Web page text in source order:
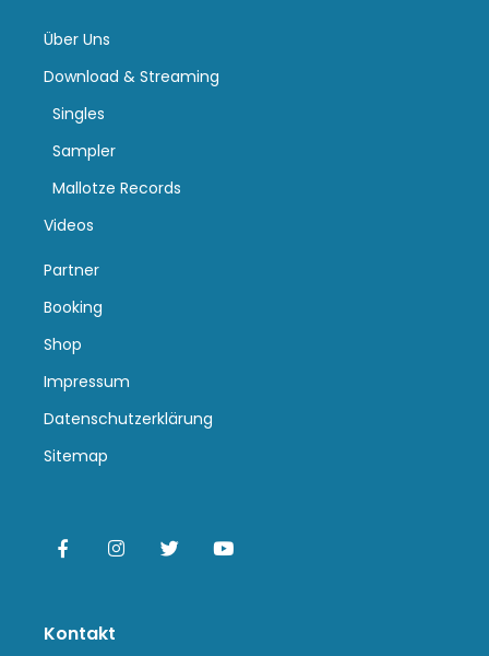
Über Uns
Download & Streaming
Singles
Sampler
Mallotze Records
Videos
Partner
Booking
Shop
Impressum
Datenschutzerklärung
Sitemap
Kontakt